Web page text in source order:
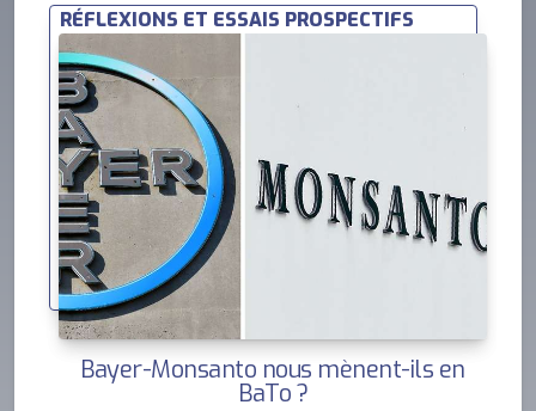
RÉFLEXIONS ET ESSAIS PROSPECTIFS
Bayer-Monsanto nous mènent-ils en
BaTo ?